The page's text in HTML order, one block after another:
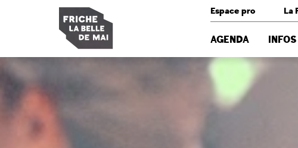
Espace pro La
AGENDA
Panneau de gestion des cookies